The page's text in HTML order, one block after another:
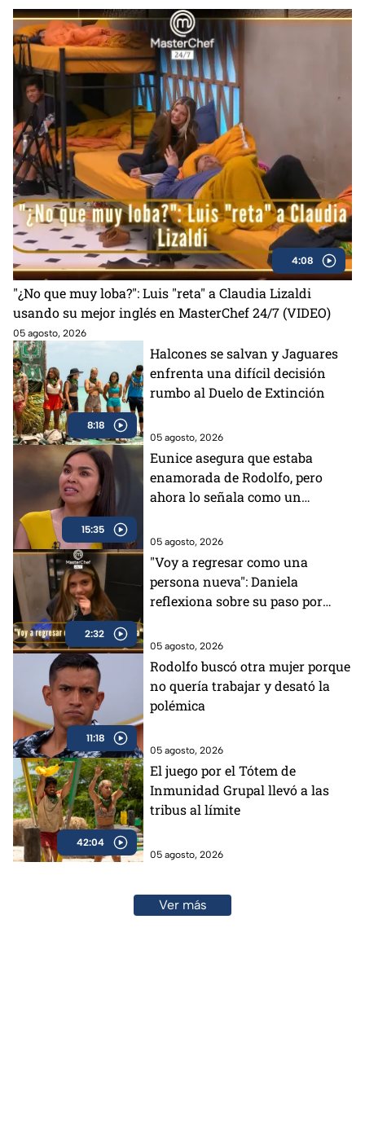
4:08
"¿No que muy loba?": Luis "reta" a Claudia Lizaldi
usando su mejor inglés en MasterChef 24/7 (VIDEO)
05 agosto, 2026
8:18
Halcones se salvan y Jaguares
enfrenta una difícil decisión
rumbo al Duelo de Extinción
05 agosto, 2026
15:35
Eunice asegura que estaba
enamorada de Rodolfo, pero
ahora lo señala como un
05 agosto, 2026
2:32
"Voy a regresar como una
persona nueva": Daniela
reflexiona sobre su paso por
05 agosto, 2026
11:18
Rodolfo buscó otra mujer porque
no quería trabajar y desató la
polémica
05 agosto, 2026
42:04
El juego por el Tótem de
Inmunidad Grupal llevó a las
tribus al límite
05 agosto, 2026
Ver más